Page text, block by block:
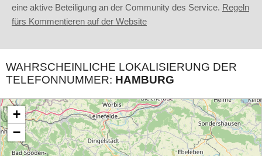
eine aktive Beteiligung an der Community des Service. Regeln
fürs Kommentieren auf der Website
WAHRSCHEINLICHE LOKALISIERUNG DER
TELEFONNUMMER: HAMBURG